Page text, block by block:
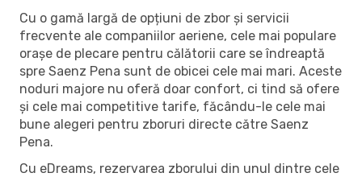
Cu o gamă largă de opțiuni de zbor și servicii
frecvente ale companiilor aeriene, cele mai populare
orașe de plecare pentru călătorii care se îndreaptă
spre Saenz Pena sunt de obicei cele mai mari. Aceste
noduri majore nu oferă doar confort, ci tind să ofere
și cele mai competitive tarife, făcându-le cele mai
bune alegeri pentru zboruri directe către Saenz
Pena.
Cu eDreams, rezervarea zborului din unul dintre cele